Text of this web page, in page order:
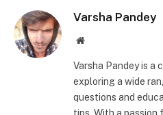
Varsha Pandey
Website
Varsha Pandey is a
exploring a wide
questions and